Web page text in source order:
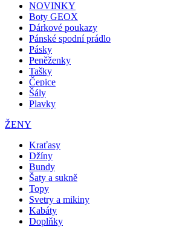
NOVINKY
Boty GEOX
Dárkové poukazy
Pánské spodní prádlo
Pásky
Peněženky
Tašky
Čepice
Šály
Plavky
ŽENY
Kraťasy
Džíny
Bundy
Šaty a sukně
Topy
Svetry a mikiny
Kabáty
Doplňky